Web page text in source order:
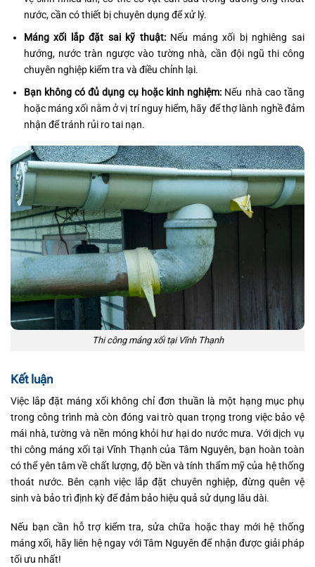
nước, cần có thiết bị chuyên dụng để xử lý.
Máng xối lắp đặt sai kỹ thuật:Nếu máng xối bị nghiêng sai
hướng, nước tràn ngược vào tường nhà, cần đội ngũ thi công
chuyên nghiệp kiểm tra và điều chỉnh lại.
Bạn không có đủ dụng cụ hoặc kinh nghiệm: Nếu nhà cao tầng
hoặc máng xối nằm ở vị trí nguy hiểm, hãy để thợ lành nghề đảm
nhận để tránh rủi ro tai nạn.
Thi công máng xối tại Vĩnh Thạnh
Kết luận
Việc lắp đặt máng xối không chỉ đơn thuần là một hạng mục phụ
trong công trình mà còn đóng vai trò quan trọng trong việc bảo vệ
mái nhà, tường và nền móng khỏi hư hại do nước mưa. Với dịch vụ
thi công máng xối tại Vĩnh Thạnh của Tâm Nguyên, bạn hoàn toàn
có thể yên tâm về chất lượng, độ bền và tính thẩm mỹ của hệ thống
thoát nước. Bên cạnh việc lắp đặt chuyên nghiệp, đừng quên vệ
sinh và bảo trì định kỳ để đảm bảo hiệu quả sử dụng lâu dài.
Nếu bạn cần hỗ trợ kiểm tra, sửa chữa hoặc thay mới hệ thống
máng xối, hãy liên hệ ngay với Tâm Nguyên để nhận được giải pháp
tối ưu nhất!